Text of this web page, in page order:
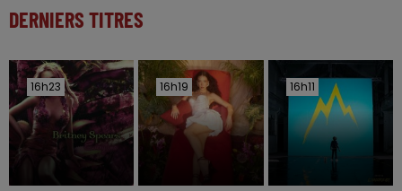
DERNIERS TITRES
16h23
16h23 16h19
16h19 16h11
16h11